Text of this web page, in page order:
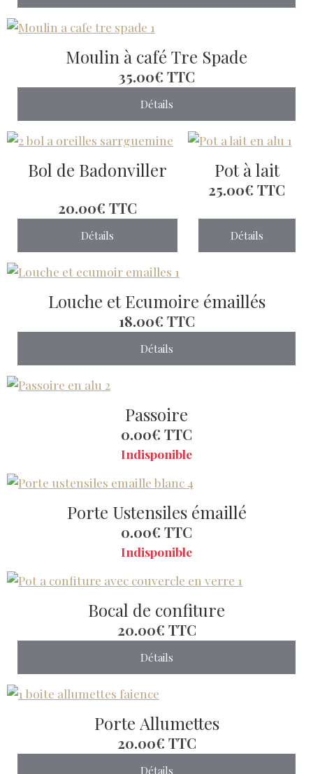
Moulin à café Tre Spade
35.00€ TTC
Détails
Bol de Badonviller
20.00€ TTC
Détails
Pot à lait
25.00€TTC
Détails
Louche et Ecumoire émaillés
18.00€ TTC
Détails
Passoire
0.00€ TTC
Indisponible
Porte Ustensiles émaillé
0.00€ TTC
Indisponible
Bocal de confiture
20.00€ TTC
Détails
Porte Allumettes
20.00€ TTC
Détails